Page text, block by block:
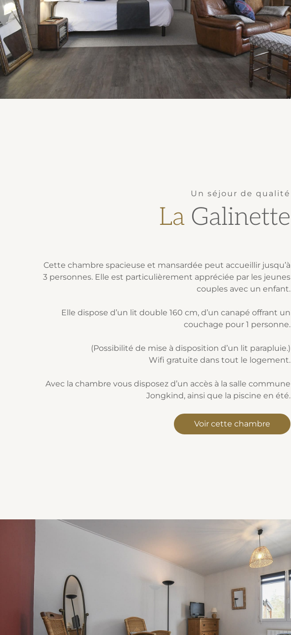
Un séjour de qualité
La Galinette
Cette chambre spacieuse et mansardée peut accueillir jusqu’à
3 personnes. Elle est particulièrement appréciée par les jeunes
couples avec un enfant.
Elle dispose d’un lit double 160 cm, d’un canapé offrant un
couchage pour 1 personne.
(Possibilité de mise à disposition d’un lit parapluie.)
Wifi gratuite dans tout le logement.
Avec la chambre vous disposez d’un accès à la salle commune
Jongkind, ainsi que la piscine en été.
Voir cette chambre